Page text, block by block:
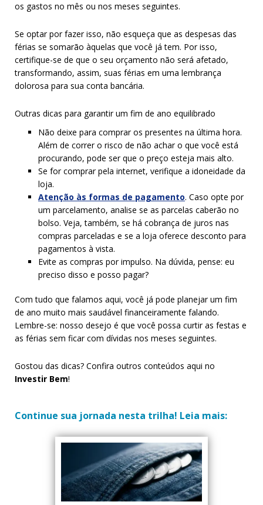
os gastos no mês ou nos meses seguintes.
Se optar por fazer isso, não esqueça que as despesas das
férias se somarão àquelas que você já tem. Por isso,
certifique-se de que o seu orçamento não será afetado,
transformando, assim, suas férias em uma lembrança
dolorosa para sua conta bancária.
Outras dicas para garantir um fim de ano equilibrado
Não deixe para comprar os presentes na última hora.
Além de correr o risco de não achar o que você está
procurando, pode ser que o preço esteja mais alto.
Se for comprar pela internet, verifique a idoneidade da
loja.
Atenção às formas de pagamento. Caso opte por
um parcelamento, analise se as parcelas caberão no
bolso. Veja, também, se há cobrança de juros nas
compras parceladas e se a loja oferece desconto para
pagamentos à vista.
Evite as compras por impulso. Na dúvida, pense: eu
preciso disso e posso pagar?
Com tudo que falamos aqui, você já pode planejar um fim
de ano muito mais saudável financeiramente falando.
Lembre-se: nosso desejo é que você possa curtir as festas e
as férias sem ficar com dívidas nos meses seguintes.
Gostou das dicas? Confira outros conteúdos aqui no
Investir Bem!
Continue sua jornada nesta trilha! Leia mais: